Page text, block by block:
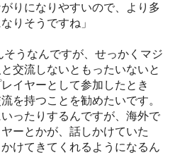
りになりやすいので、より多
りそうですね」
うなんですが、せっかくマジ
交流しないともったいないと
イヤーとして参加したとき
を持つことを勧めたいです。
ったりするんですが、海外で
ーとかが、話しかけていた
けてきてくれるようになるん